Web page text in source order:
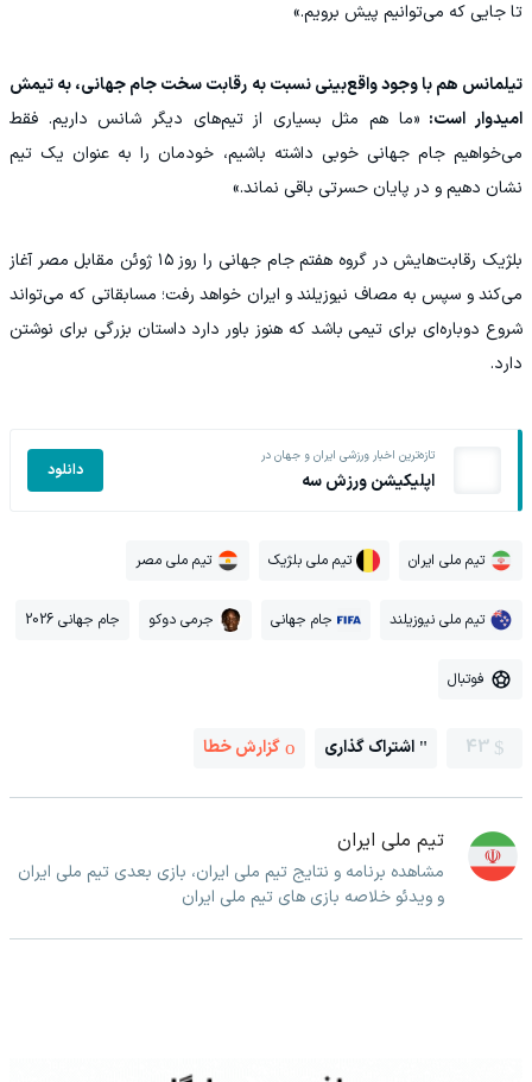
تا جایی که می‌توانیم پیش برویم.»
تیلمانس هم با وجود واقع‌بینی نسبت به رقابت سخت جام جهانی، به تیمش
امیدوار است: «ما هم مثل بسیاری از تیم‌های دیگر شانس داریم. فقط
می‌خواهیم جام جهانی خوبی داشته باشیم، خودمان را به عنوان یک تیم
نشان دهیم و در پایان حسرتی باقی نماند.»
بلژیک رقابت‌هایش در گروه هفتم جام جهانی را روز ۱۵ ژوئن مقابل مصر آغاز
می‌کند و سپس به مصاف نیوزیلند و ایران خواهد رفت؛ مسابقاتی که می‌تواند
شروع دوباره‌ای برای تیمی باشد که هنوز باور دارد داستان بزرگی برای نوشتن
دارد.
تازه‌ترین اخبار ورزشی ایران و جهان در
اپلیکیشن ورزش سه دانلود
تیم ملی ایران تیم ملی بلژیک تیم ملی مصر
تیم ملی نیوزیلند جام جهانی جرمی دوکو جام جهانی 2026
فوتبال
43 اشتراک گذاری گزارش خطا
تیم ملی ایران
مشاهده برنامه و نتایج تیم ملی ایران، بازی بعدی تیم ملی ایران
و ویدئو خلاصه بازی های تیم ملی ایران